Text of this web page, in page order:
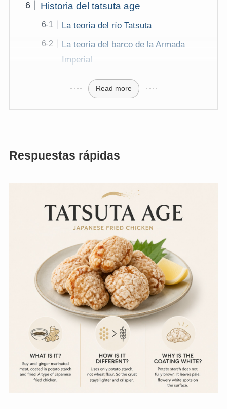
Historia del tatsuta age
La teoría del río Tatsuta
La teoría del barco de la Armada
Imperial
Read more
Respuestas rápidas